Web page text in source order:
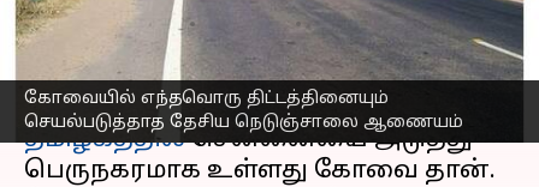
கோவையில் எந்தவொரு திட்டத்தினையும்
செயல்படுத்தாத தேசிய நெடுஞ்சாலை ஆணையம்
எழுதியவர் Nivetha P 06:47 pm
செய்தி முன்னோட்டம்
தமிழகத்தில்சென்னையை அடுத்து
பெருநகரமாக உள்ளது கோவை தான்.